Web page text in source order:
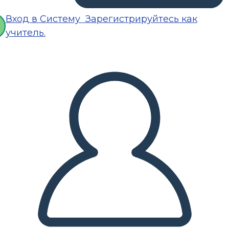
Вход в Систему Зарегистрируйтесь как
учитель.